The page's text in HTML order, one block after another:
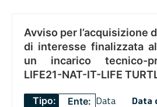
Avviso per l’acquisizione
di interesse finalizzata
un incarico tecnico-
LIFE21-NAT-IT-LIFE
Tipo:
Ente: Data
Data